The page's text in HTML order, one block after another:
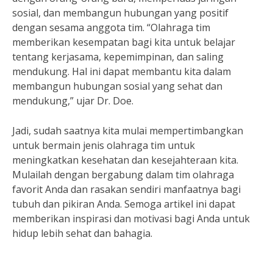
sosial, dan membangun hubungan yang positif
dengan sesama anggota tim. “Olahraga tim
memberikan kesempatan bagi kita untuk belajar
tentang kerjasama, kepemimpinan, dan saling
mendukung. Hal ini dapat membantu kita dalam
membangun hubungan sosial yang sehat dan
mendukung,” ujar Dr. Doe.
Jadi, sudah saatnya kita mulai mempertimbangkan
untuk bermain jenis olahraga tim untuk
meningkatkan kesehatan dan kesejahteraan kita.
Mulailah dengan bergabung dalam tim olahraga
favorit Anda dan rasakan sendiri manfaatnya bagi
tubuh dan pikiran Anda. Semoga artikel ini dapat
memberikan inspirasi dan motivasi bagi Anda untuk
hidup lebih sehat dan bahagia.